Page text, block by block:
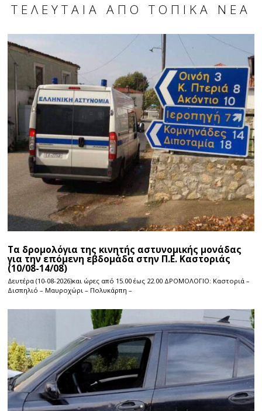
ΤΕΛΕΥΤΑΊΑ ΑΠΌ ΤΟΠΙΚΆ ΝΈΑ
Τα δρομολόγια της κινητής αστυνομικής μονάδας
για την επόμενη εβδομάδα στην Π.Ε. Καστοριάς
(10/08-14/08)
Δευτέρα (10-08-2026)και ώρες από 15.00 έως 22.00 ΔΡΟΜΟΛΟΓΙΟ: Καστοριά –
Δισπηλιό – Μαυροχώρι – Πολυκάρπη –